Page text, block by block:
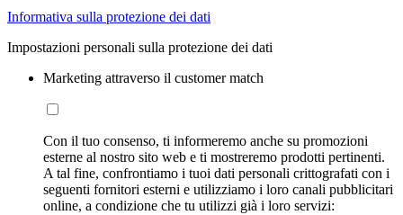
Informativa sulla protezione dei dati
Impostazioni personali sulla protezione dei dati
Marketing attraverso il customer match
Con il tuo consenso, ti informeremo anche su promozioni
esterne al nostro sito web e ti mostreremo prodotti pertinenti.
A tal fine, confrontiamo i tuoi dati personali crittografati con i
seguenti fornitori esterni e utilizziamo i loro canali pubblicitari
online, a condizione che tu utilizzi già i loro servizi: